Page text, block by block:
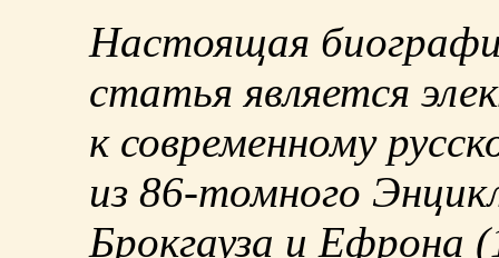
Настоящая
статья является
к современному
из 86-томного
Брокгауза и Ефрона